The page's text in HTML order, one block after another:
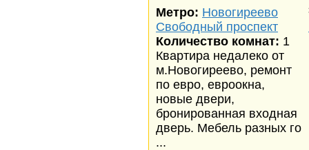
Метро: Новогиреево
Свободный проспект
Количество комнат: 1
Квартира недалеко от
м.Новогиреево, ремонт
по евро, евроокна,
новые двери,
бронированная входная
дверь. Мебель разных го
...